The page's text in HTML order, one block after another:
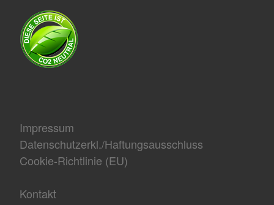
Impressum
Datenschutzerkl./Haftungsausschluss
Cookie-Richtlinie (EU)
Kontakt